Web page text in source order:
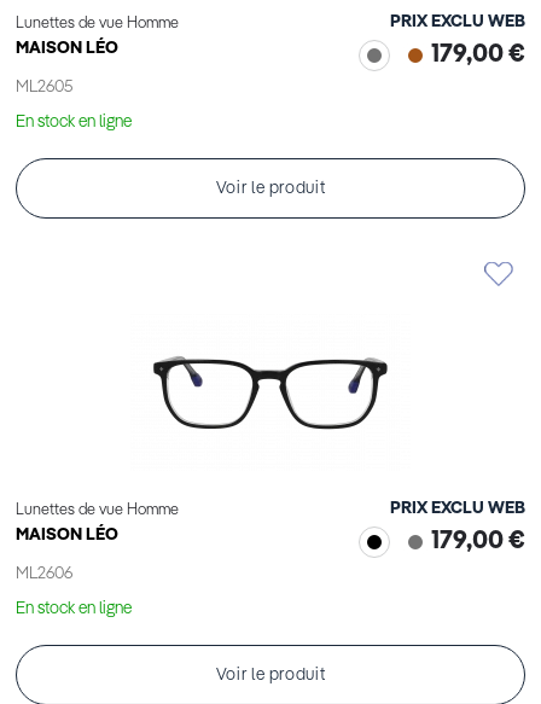
Lunettes de vue Homme
MAISON LÉO
ML2605
PRIX EXCLU WEB
179,00 €
En stock en ligne
Voir le produit
Lunettes de vue Homme
MAISON LÉO
ML2606
PRIX EXCLU WEB
179,00 €
En stock en ligne
Voir le produit